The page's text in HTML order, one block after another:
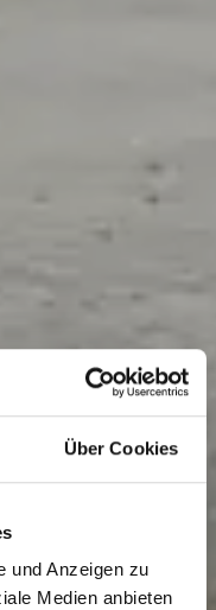
Über Cookies
und Anzeigen zu
Medien anbieten